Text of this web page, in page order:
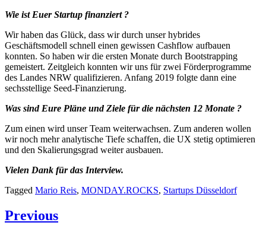
Wie ist Euer Startup finanziert ?
Wir haben das Glück, dass wir durch unser hybrides
Geschäftsmodell schnell einen gewissen Cashflow aufbauen
konnten. So haben wir die ersten Monate durch Bootstrapping
gemeistert. Zeitgleich konnten wir uns für zwei Förderprogramme
des Landes NRW qualifizieren. Anfang 2019 folgte dann eine
sechsstellige Seed-Finanzierung.
Was sind Eure Pläne und Ziele für die nächsten 12 Monate ?
Zum einen wird unser Team weiterwachsen. Zum anderen wollen
wir noch mehr analytische Tiefe schaffen, die UX stetig optimieren
und den Skalierungsgrad weiter ausbauen.
Vielen Dank für das Interview.
Tagged Mario Reis, MONDAY.ROCKS, Startups Düsseldorf
Beitragsnavigation
Previous